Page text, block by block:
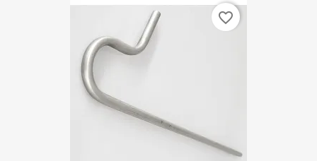
favorite_border